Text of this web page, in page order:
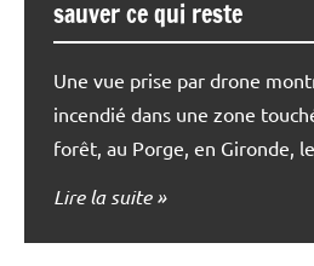
sauver ce qui reste
Une vue prise par drone
incendié dans une zone
forêt, au Porge, en Gironde,
Lire la suite